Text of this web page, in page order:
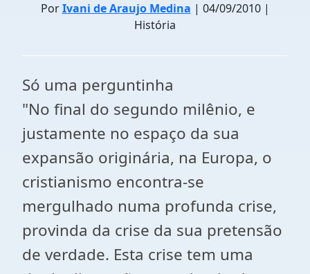
PorIvani de Araujo Medina | 04/09/2010 |
História
Só uma perguntinha
"No final do segundo milênio, e
justamente no espaço da sua
expansão originária, na Europa, o
cristianismo encontra-se
mergulhado numa profunda crise,
provinda da crise da sua pretensão
de verdade. Esta crise tem uma